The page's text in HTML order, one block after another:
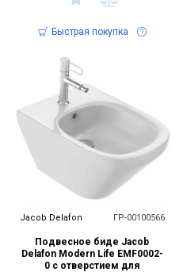
Быстрая покупка
Jacob Delafon ГР-00100566
Подвесное биде Jacob
Delafon Modern Life EMF0002-
0 с отверстием для